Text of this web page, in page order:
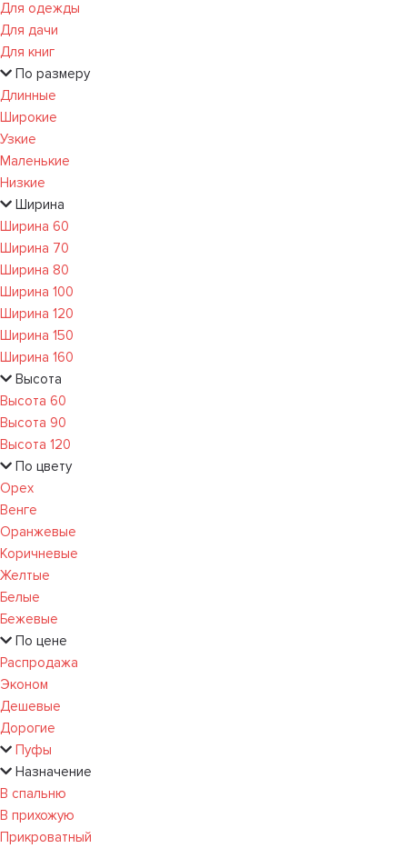
Для одежды
Для дачи
Для книг
По размеру
Длинные
Широкие
Узкие
Маленькие
Низкие
Ширина
Ширина 60
Ширина 70
Ширина 80
Ширина 100
Ширина 120
Ширина 150
Ширина 160
Высота
Высота 60
Высота 90
Высота 120
По цвету
Орех
Венге
Оранжевые
Коричневые
Желтые
Белые
Бежевые
По цене
Распродажа
Эконом
Дешевые
Дорогие
Пуфы
Назначение
В спальню
В прихожую
Прикроватный